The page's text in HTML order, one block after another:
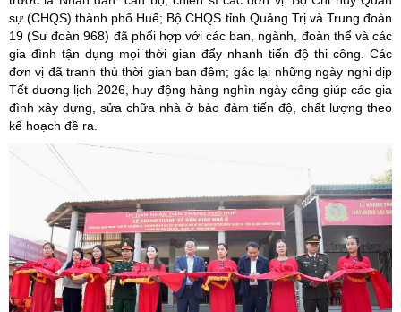
sự (CHQS) thành phố Huế; Bộ CHQS tỉnh Quảng Trị và Trung đoàn
19 (Sư đoàn 968) đã phối hợp với các ban, ngành, đoàn thể và các
gia đình tận dụng mọi thời gian đẩy nhanh tiến độ thi công. Các
đơn vị đã tranh thủ thời gian ban đêm; gác lại những ngày nghỉ dịp
Tết dương lịch 2026, huy động hàng nghìn ngày công giúp các gia
đình xây dựng, sửa chữa nhà ở bảo đảm tiến độ, chất lượng theo
kế hoạch đề ra.